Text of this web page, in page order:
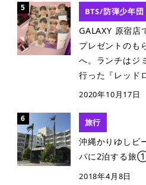
BTS/防弾少年団
GALAXY 原宿店
プレゼントの
へ。ランチはジ
行った『レッド
2020年10月17日
旅行
沖縄かりゆしビ
パに2泊する旅
2018年4月8日